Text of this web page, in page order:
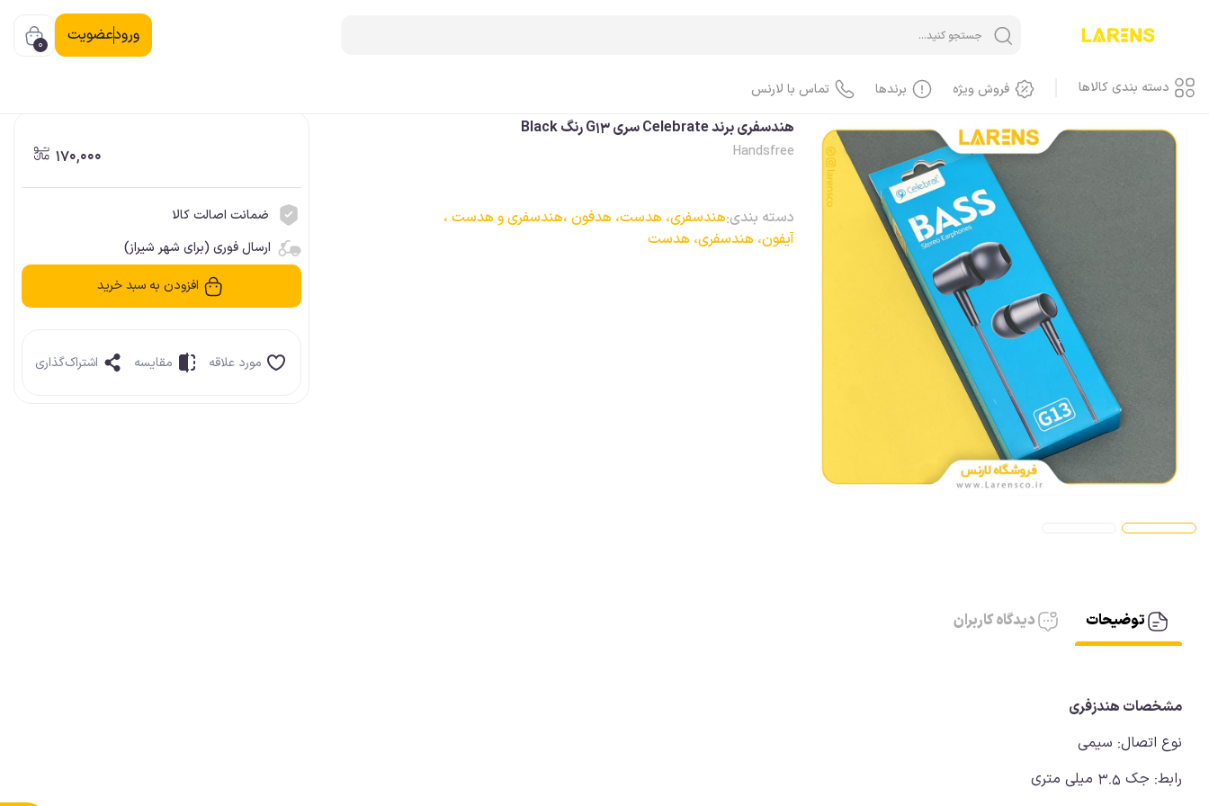
ورودعضویت 0
دسته بندی کالاها
آیفون iPhone
آیفون، گوشی
آیفون، کاور، کیف
آیفون، کابل
آیفون، محافظ صفحه، گلس
آیفون، لوازم جانبی
آیفون، باطری
آیفون، LCD
آیفون، هندسفری، هدست
اپل واچ، بند
اپل واچ، کاور
ایرپاد، کاور
فروش ویژه برندها تماس با لارنس
خانه
هندسفری برند Celebrate سری G13 رنگ Black
Handsfree
دسته بندی:هندسفری، هدست، هدفون ،هندسفری و هدست ،
آیفون، هندسفری، هدست
170,000
ضمانت اصالت کالا
ارسال فوری (برای شهر شیراز)
افزودن به سبد خرید
مورد علاقه مقایسه اشتراک‌گذاری
توضیحات دیدگاه کاربران
مشخصات هندزفری
نوع اتصال: سیمی
رابط: جک 3.5 میلی متری